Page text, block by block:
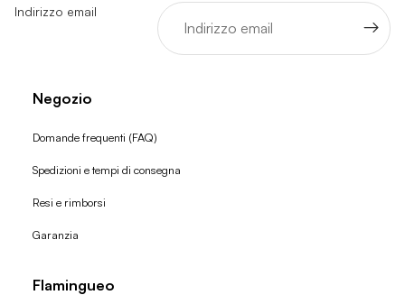
Indirizzo email
Negozio
Domande frequenti (FAQ)
Spedizioni e tempi di consegna
Resi e rimborsi
Garanzia
Flamingueo